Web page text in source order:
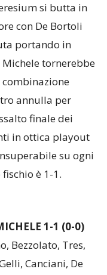
si butta in
con De Bortoli
portando in
tornerebbe
annulla per
finale dei
in ottica playout
su ogni
è 1-1.
1-1 (0-0)
Bezzolato, Tres,
Canciani, De